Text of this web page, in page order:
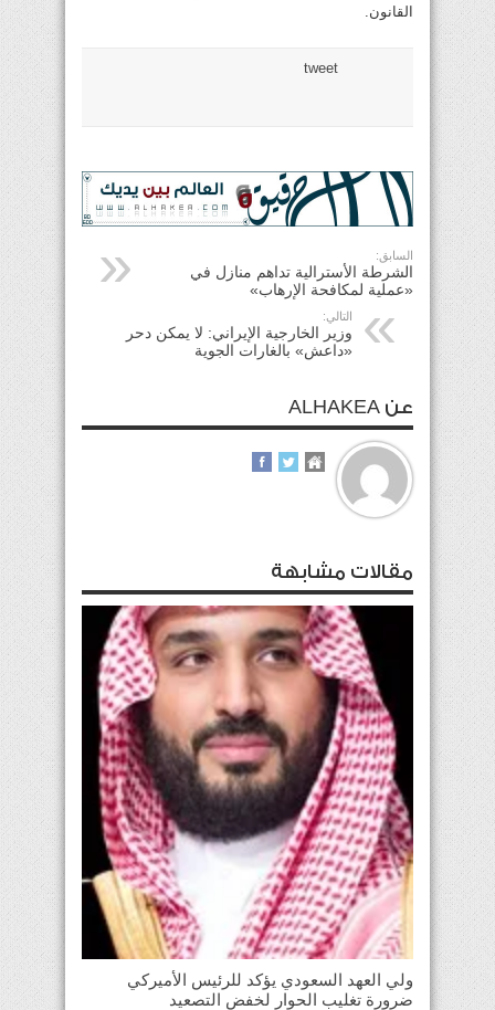
القانون.
tweet
السابق:
الشرطة الأسترالية تداهم منازل في
«عملية لمكافحة الإرهاب»
التالي:
وزير الخارجية الإيراني: لا يمكن دحر
«داعش» بالغارات الجوية
عن ALHAKEA
مقالات مشابهة
ولي العهد السعودي يؤكد للرئيس الأميركي
ضرورة تغليب الحوار لخفض التصعيد